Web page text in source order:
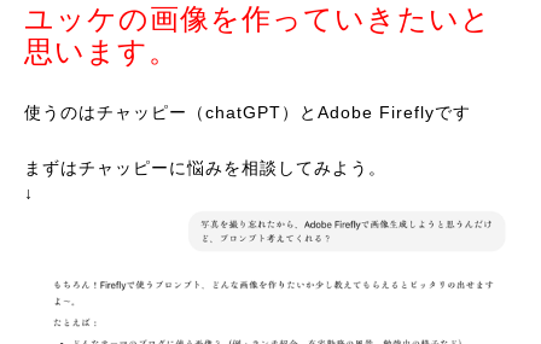
ユッケの画像を作っていきたいと
思います。
使うのはチャッピー（chatGPT）とAdobe Fireflyです
まずはチャッピーに悩みを相談してみよう。
↓